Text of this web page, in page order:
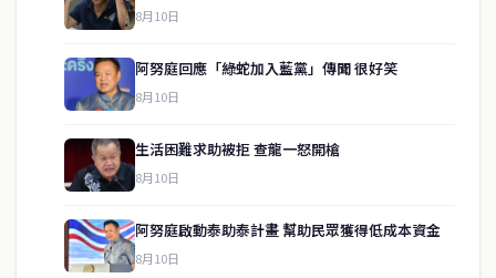
8月10日
阿努庭回應「綠蛇加入藍黨」傳聞 很好笑
8月10日
生活困難求助被拒 查龍一怒開槍
8月10日
阿努庭啟動泰助泰計畫 幫助民眾獲得低成本資金
8月10日
關於我們
service@thaichinesenews.com